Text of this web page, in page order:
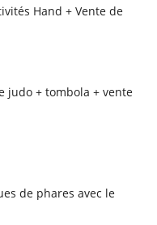
Hand + Vente de
judo + tombola + vente
de phares avec le